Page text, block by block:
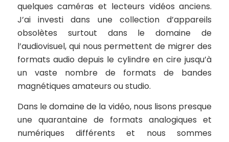
quelques caméras et lecteurs vidéos anciens.
J’ai investi dans une collection d’appareils
obsolètes surtout dans le domaine de
l’audiovisuel, qui nous permettent de migrer des
formats audio depuis le cylindre en cire jusqu’à
un vaste nombre de formats de bandes
magnétiques amateurs ou studio.
Dans le domaine de la vidéo, nous lisons presque
une quarantaine de formats analogiques et
numériques différents et nous sommes